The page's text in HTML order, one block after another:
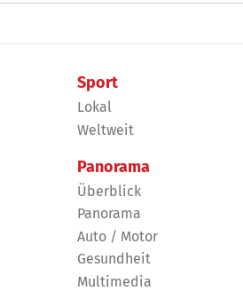
Sport
Lokal
Weltweit
Panorama
Überblick
Panorama
Auto / Motor
Gesundheit
Multimedia